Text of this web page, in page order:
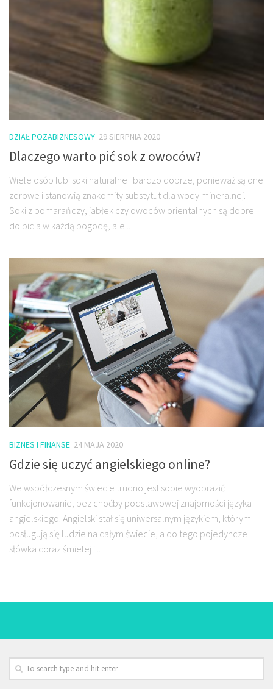
DZIAŁ POZABIZNESOWY 29 SIERPNIA 2020
Dlaczego warto pić sok z owoców?
Wiele osób lubi soki naturalne i bardzo dobrze, ponieważ są one
zdrowe i stanowią znakomity substytut dla wody mineralnej.
Soki z pomarańczy, jabłek czy owoców orientalnych są dobre
do picia w każdą pogodę, ale...
BIZNES I FINANSE 24 MAJA 2020
Gdzie się uczyć angielskiego online?
We współczesnym świecie trudno jest sobie wyobrazić
funkcjonowanie, bez choćby podstawowej znajomości języka
angielskiego. Angielski stał się uniwersalnym językiem, którym
posługują się ludzie na całym świecie, a do tego pojedyncze
słówka coraz śmielej i...